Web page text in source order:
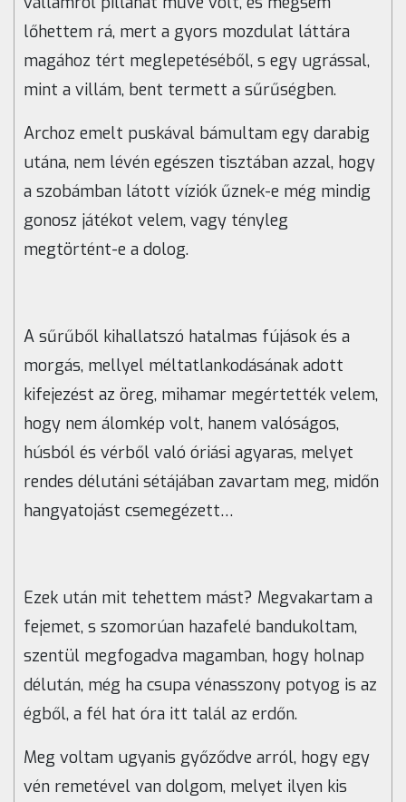
lőhettem rá, mert a gyors mozdulat láttára
magához tért meglepetéséből, s egy ugrással,
mint a villám, bent termett a sűrűségben.
Archoz emelt puskával bámultam egy darabig
utána, nem lévén egészen tisztában azzal, hogy
a szobámban látott víziók űznek-e még mindig
gonosz játékot velem, vagy tényleg
megtörtént-e a dolog.
A sűrűből kihallatszó hatalmas fújások és a
morgás, mellyel méltatlankodásának adott
kifejezést az öreg, mihamar megértették velem,
hogy nem álomkép volt, hanem valóságos,
húsból és vérből való óriási agyaras, melyet
rendes délutáni sétájában zavartam meg, midőn
hangyatojást csemegézett…
Ezek után mit tehettem mást? Megvakartam a
fejemet, s szomorúan hazafelé bandukoltam,
szentül megfogadva magamban, hogy holnap
délután, még ha csupa vénasszony potyog is az
égből, a fél hat óra itt talál az erdőn.
Meg voltam ugyanis győződve arról, hogy egy
vén remetével van dolgom, melyet ilyen kis